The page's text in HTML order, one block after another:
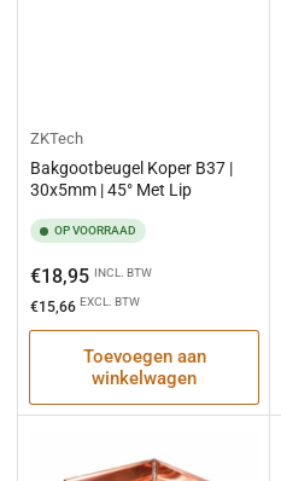
ZKTech
Bakgootbeugel Koper B37 |
30x5mm | 45° Met Lip
OP VOORRAAD
Normale
prijs
€18,95 INCL. BTW
€15,66 EXCL. BTW
Toevoegen aan
winkelwagen